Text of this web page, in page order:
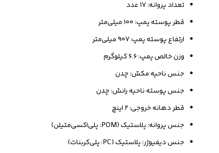
تعداد پروانه: ۱۷ عدد
قطر پوسته پمپ: ۱۰۰ میلی‌متر
ارتفاع پوسته پمپ: ۹۰۷ میلی‌متر
وزن خالص پمپ: ۶.۶ کیلوگرم
جنس ناحیه مکش: چدن
جنس پوسته ناحیه رانش: چدن
قطر دهانه خروجی: ۲ اینچ
جنس پروانه: پلاستیک (POM: پلی‌اکسی‌متیلن)
جنس دیفیوژر: پلاستیک (PC: پلی‌کربنات)